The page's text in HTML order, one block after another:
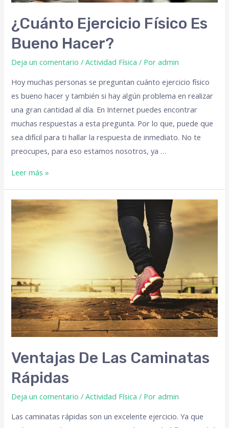
¿Cuánto Ejercicio Físico Es
Bueno Hacer?
Deja un comentario /Actividad Física / Poradmin
Hoy muchas personas se preguntan cuánto ejercicio físico
es bueno hacer y también si hay algún problema en realizar
una gran cantidad al día. En Internet puedes encontrar
muchas respuestas a esta pregunta. Por lo que, puede que
sea difícil para ti hallar la respuesta de inmediato. No te
preocupes, para eso estamos nosotros, ya …
Leer más »
Ventajas De Las Caminatas
Rápidas
Deja un comentario /Actividad Física / Poradmin
Las caminatas rápidas son un excelente ejercicio. Ya que